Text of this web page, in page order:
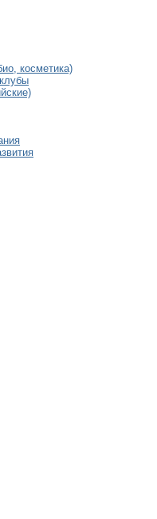
косметика)